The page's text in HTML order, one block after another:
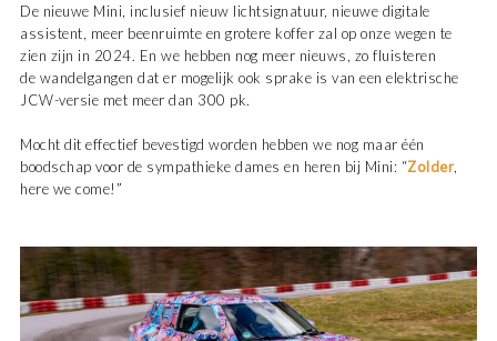
De nieuwe Mini, inclusief nieuw lichtsignatuur, nieuwe digitale
assistent, meer beenruimte en grotere koffer zal op onze wegen te
zien zijn in 2024. En we hebben nog meer nieuws, zo fluisteren
de wandelgangen dat er mogelijk ook sprake is van een elektrische
JCW-versie met meer dan 300 pk.
Mocht dit effectief bevestigd worden hebben we nog maar één
boodschap voor de sympathieke dames en heren bij Mini: “Zolder,
here we come!”